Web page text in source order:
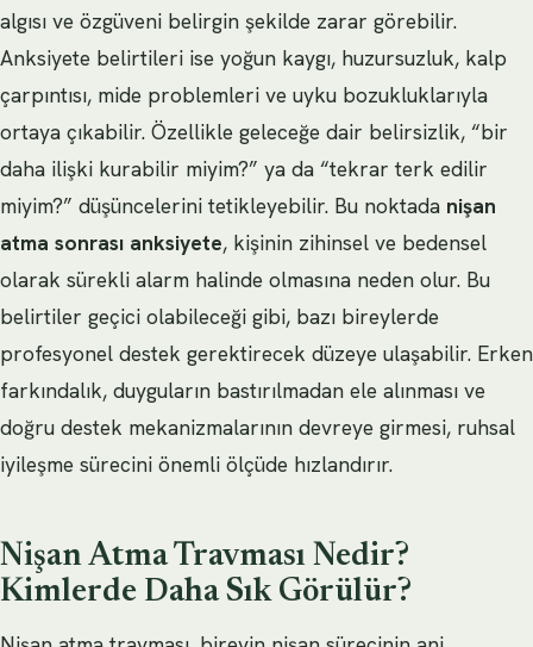
algısı ve özgüveni belirgin şekilde zarar görebilir.
Anksiyete belirtileri ise yoğun kaygı, huzursuzluk, kalp
çarpıntısı, mide problemleri ve uyku bozukluklarıyla
ortaya çıkabilir. Özellikle geleceğe dair belirsizlik, “bir
daha ilişki kurabilir miyim?” ya da “tekrar terk edilir
miyim?” düşüncelerini tetikleyebilir. Bu noktada nişan
atma sonrası anksiyete, kişinin zihinsel ve bedensel
olarak sürekli alarm halinde olmasına neden olur. Bu
belirtiler geçici olabileceği gibi, bazı bireylerde
profesyonel destek gerektirecek düzeye ulaşabilir. Erken
farkındalık, duyguların bastırılmadan ele alınması ve
doğru destek mekanizmalarının devreye girmesi, ruhsal
iyileşme sürecini önemli ölçüde hızlandırır.
Nişan Atma Travması Nedir?
Kimlerde Daha Sık Görülür?